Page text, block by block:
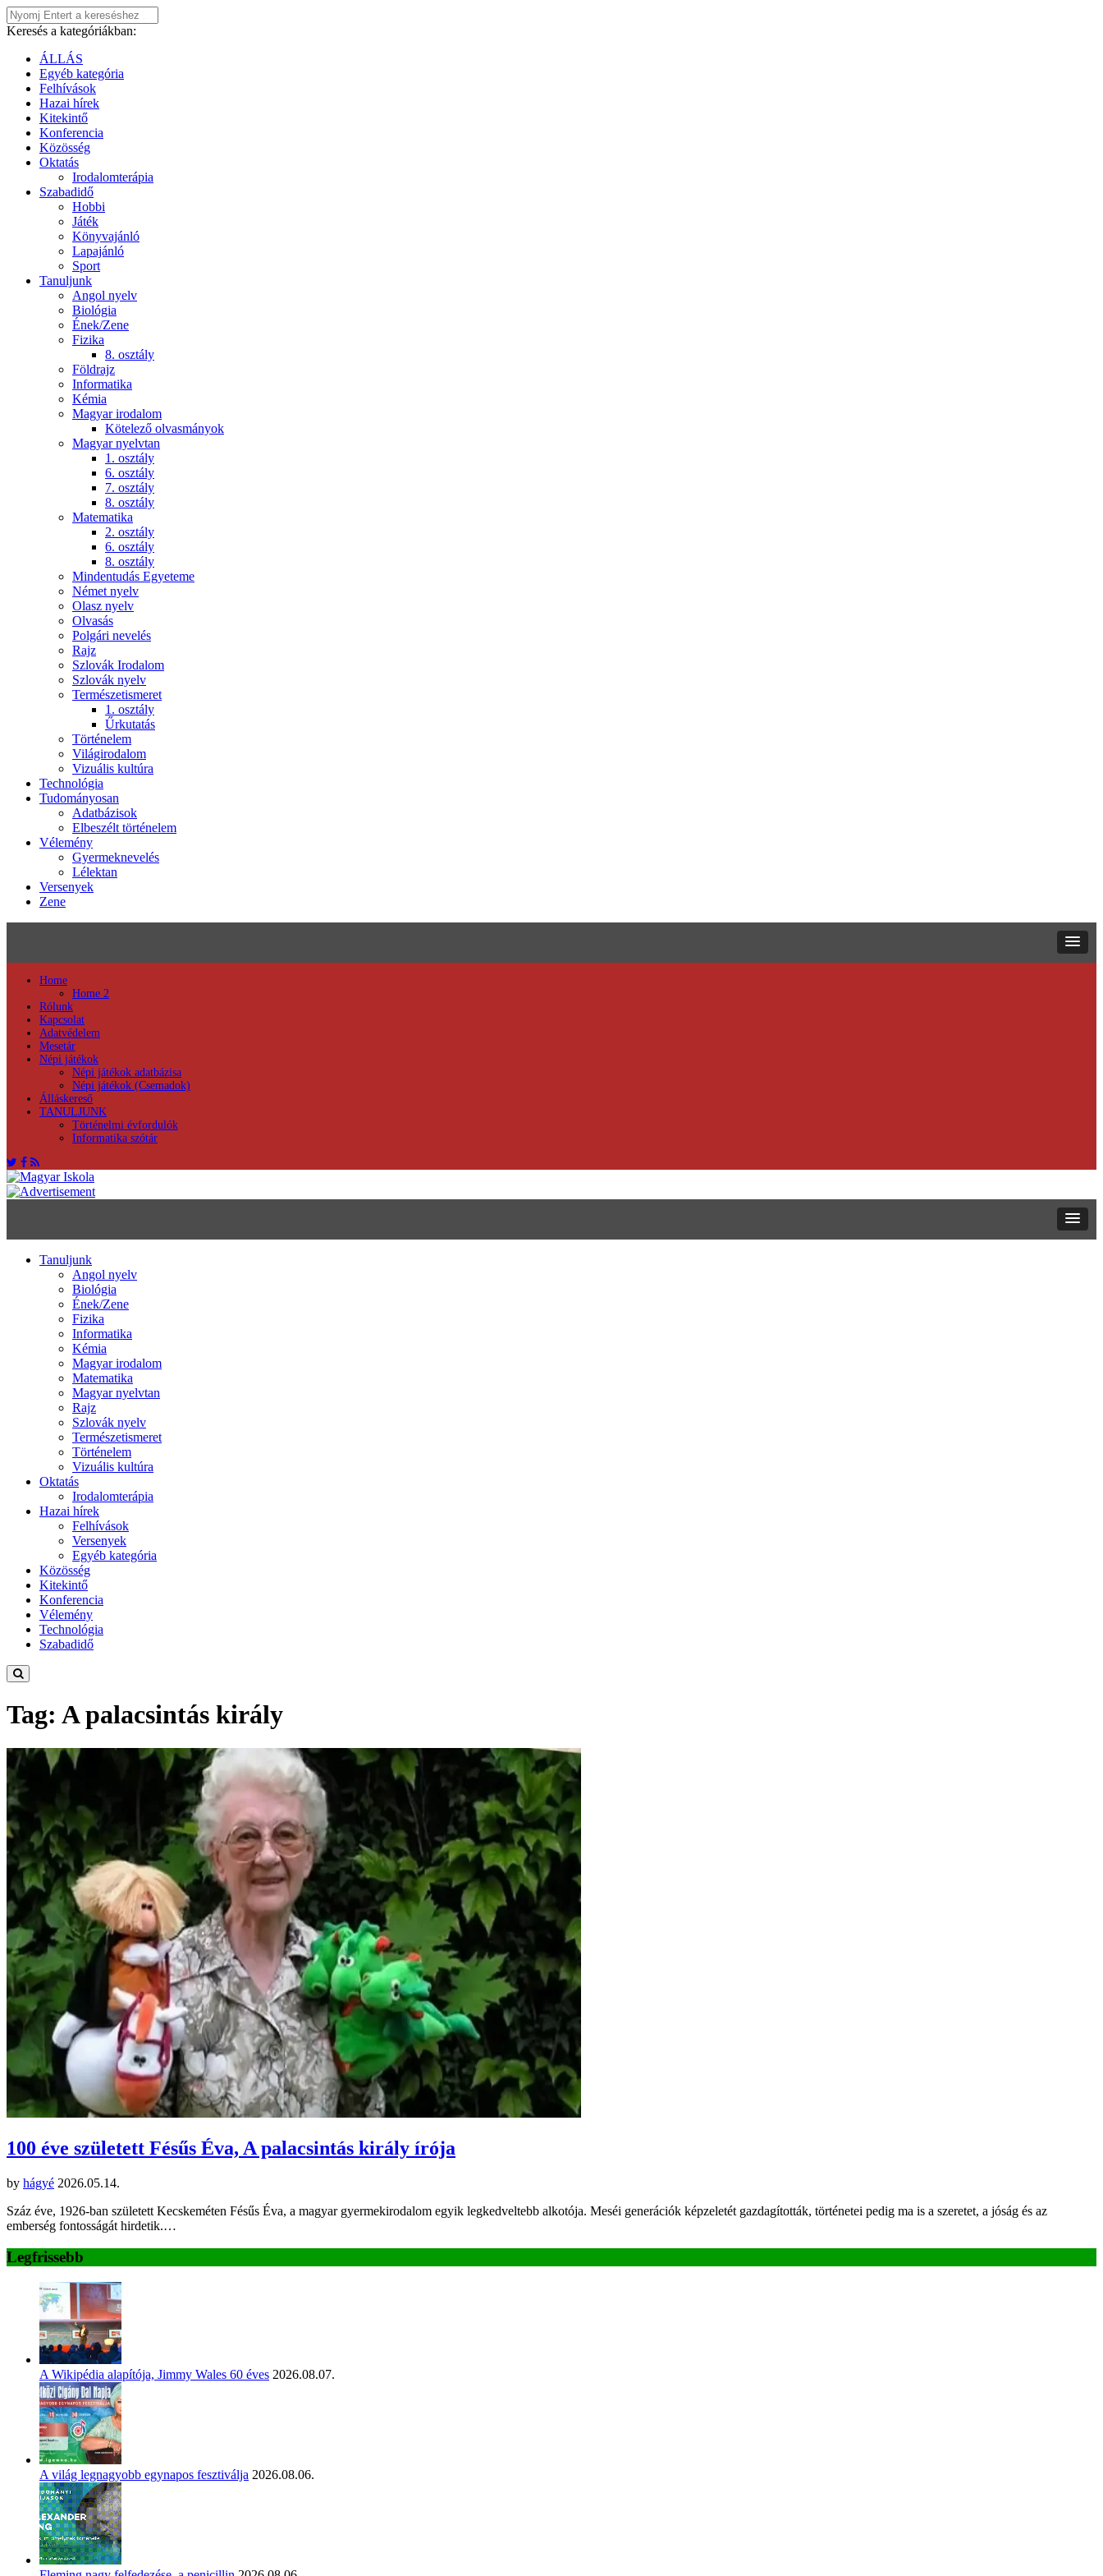
Keresés a kategóriákban:
ÁLLÁS
Egyéb kategória
Felhívások
Hazai hírek
Kitekintő
Konferencia
Közösség
Oktatás
Irodalomterápia
Szabadidő
Hobbi
Játék
Könyvajánló
Lapajánló
Sport
Tanuljunk
Angol nyelv
Biológia
Ének/Zene
Fizika
8. osztály
Földrajz
Informatika
Kémia
Magyar irodalom
Kötelező olvasmányok
Magyar nyelvtan
1. osztály
6. osztály
7. osztály
8. osztály
Matematika
2. osztály
6. osztály
8. osztály
Mindentudás Egyeteme
Német nyelv
Olasz nyelv
Olvasás
Polgári nevelés
Rajz
Szlovák Irodalom
Szlovák nyelv
Természetismeret
1. osztály
Űrkutatás
Történelem
Világirodalom
Vizuális kultúra
Technológia
Tudományosan
Adatbázisok
Elbeszélt történelem
Vélemény
Gyermeknevelés
Lélektan
Versenyek
Zene
Home
Home 2
Rólunk
Kapcsolat
Adatvédelem
Mesetár
Népi játékok
Népi játékok adatbázisa
Népi játékok (Csemadok)
Álláskereső
TANULJUNK
Történelmi évfordulók
Informatika szótár
Tanuljunk
Angol nyelv
Biológia
Ének/Zene
Fizika
Informatika
Kémia
Magyar irodalom
Matematika
Magyar nyelvtan
Rajz
Szlovák nyelv
Természetismeret
Történelem
Vizuális kultúra
Oktatás
Irodalomterápia
Hazai hírek
Felhívások
Versenyek
Egyéb kategória
Közösség
Kitekintő
Konferencia
Vélemény
Technológia
Szabadidő
Tag: A palacsintás király
100 éve született Fésűs Éva, A palacsintás király írója
by hágyé 2026.05.14.
Száz éve, 1926-ban született Kecskeméten Fésűs Éva, a magyar gyermekirodalom egyik legkedveltebb alkotója. Meséi generációk képzeletét gazdagították, történetei pedig ma is a szeretet, a jóság és az
emberség fontosságát hirdetik.…
Legfrissebb
A Wikipédia alapítója, Jimmy Wales 60 éves 2026.08.07.
A világ legnagyobb egynapos fesztiválja 2026.08.06.